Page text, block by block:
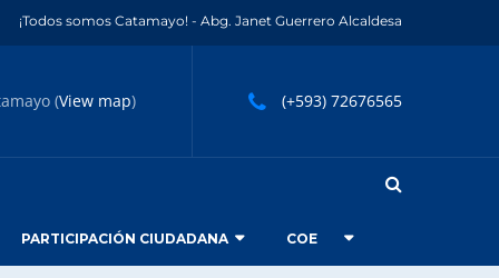
¡Todos somos Catamayo! - Abg. Janet Guerrero Alcaldesa
(View map) (+593) 72676565
PARTICIPACIÓN CIUDADANA COE